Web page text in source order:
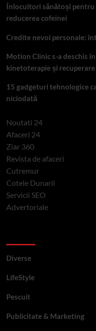
Înlocuitori sănătoși pentru
reducerea cofeinei
Credite nevoi personale:
Motion Clinic s-a deschis
kinetoterapie și
15 gadgeturi tehnologice
niciodată
Noutati 24
Afaceri 24
Ziar 360
Revista de afaceri
Cutremur
Cotele Dunarii
Servicii SEO
Advertoriale
Diverse
LifeStyle
Pescuit
Publicitate & Marketing